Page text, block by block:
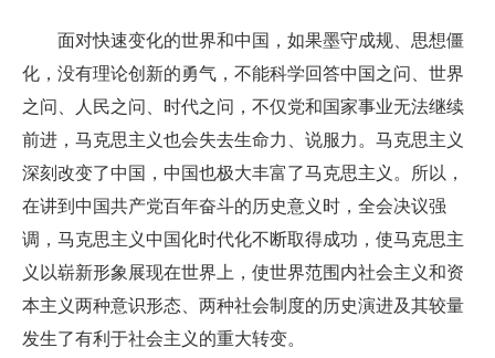
面对快速变化的世界和中国，如果墨守成规、思想僵
化，没有理论创新的勇气，不能科学回答中国之问、世界
之问、人民之问、时代之问，不仅党和国家事业无法继续
前进，马克思主义也会失去生命力、说服力。马克思主义
深刻改变了中国，中国也极大丰富了马克思主义。所以，
在讲到中国共产党百年奋斗的历史意义时，全会决议强
调，马克思主义中国化时代化不断取得成功，使马克思主
义以崭新形象展现在世界上，使世界范围内社会主义和资
本主义两种意识形态、两种社会制度的历史演进及其较量
发生了有利于社会主义的重大转变。